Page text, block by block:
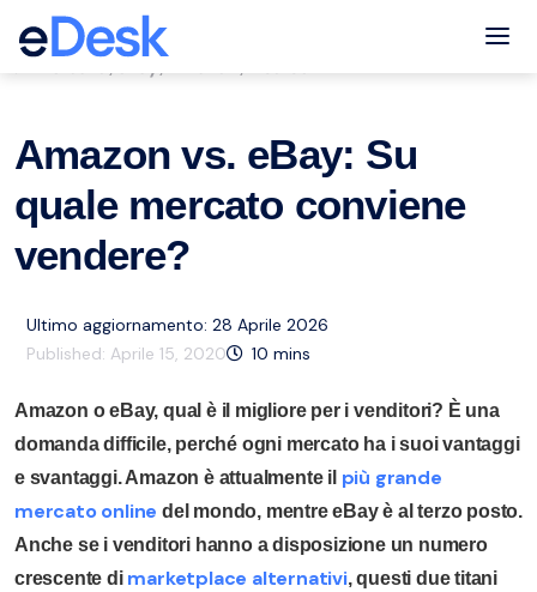
eCommerce Support Central
Amazon vs. eBay: Su
quale mercato conviene
vendere?
Ultimo aggiornamento: 28 Aprile 2026
Published: Aprile 15, 2020 10 mins
Amazon o eBay, qual è il migliore per i venditori? È una
domanda difficile, perché ogni mercato ha i suoi vantaggi
e svantaggi. Amazon è attualmente il più grande
mercato online del mondo, mentre eBay è al terzo posto.
Anche se i venditori hanno a disposizione un numero
crescente di marketplace alternativi, questi due titani